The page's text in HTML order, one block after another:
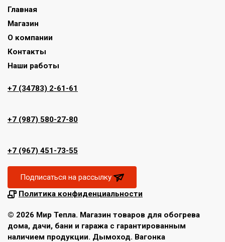
Главная
Магазин
О компании
Контакты
Наши работы
+7 (34783) 2-61-61
+7 (987) 580-27-80
+7 (967) 451-73-55
Подписаться на рассылку
Политика конфиденциальности
© 2026 Мир Тепла. Магазин товаров для обогрева
дома, дачи, бани и гаража с гарантированным
наличием продукции. Дымоход. Вагонка